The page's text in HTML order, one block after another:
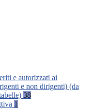
e autorizzati ai
e non dirigenti) (da
38
1